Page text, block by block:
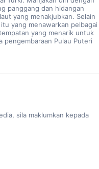
panggang dan hidangan
yang menakjubkan. Selain
yang menawarkan pelbagai
yang menarik untuk
pengembaraan Pulau Puteri
sila maklumkan kepada